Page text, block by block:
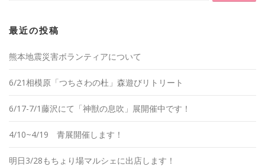
最近の投稿
熊本地震災害ボランティアについて
6/21相模原「つちさわの杜」森遊びリトリート
6/17-7/1藤沢にて「神獣の息吹」展開催中です！
4/10~4/19 青展開催します！
明日3/28もちょり場マルシェに出店します！